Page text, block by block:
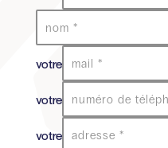
votre
votre
votre